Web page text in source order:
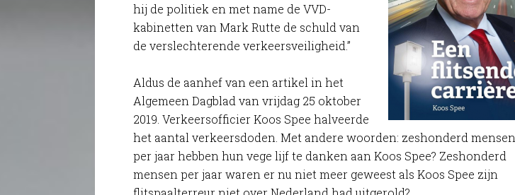
hij de politiek en met name de VVD-
kabinetten van Mark Rutte de schuld van
de verslechterende verkeersveiligheid.”
Aldus de aanhef van een artikel in het
Algemeen Dagblad van vrijdag 25 oktober
2019. Verkeersofficier Koos Spee halveerde
het aantal verkeersdoden. Met andere woorden: zeshonderd mensen
per jaar hebben hun vege lijf te danken aan Koos Spee? Zeshonderd
mensen per jaar waren er nu niet meer geweest als Koos Spee zijn